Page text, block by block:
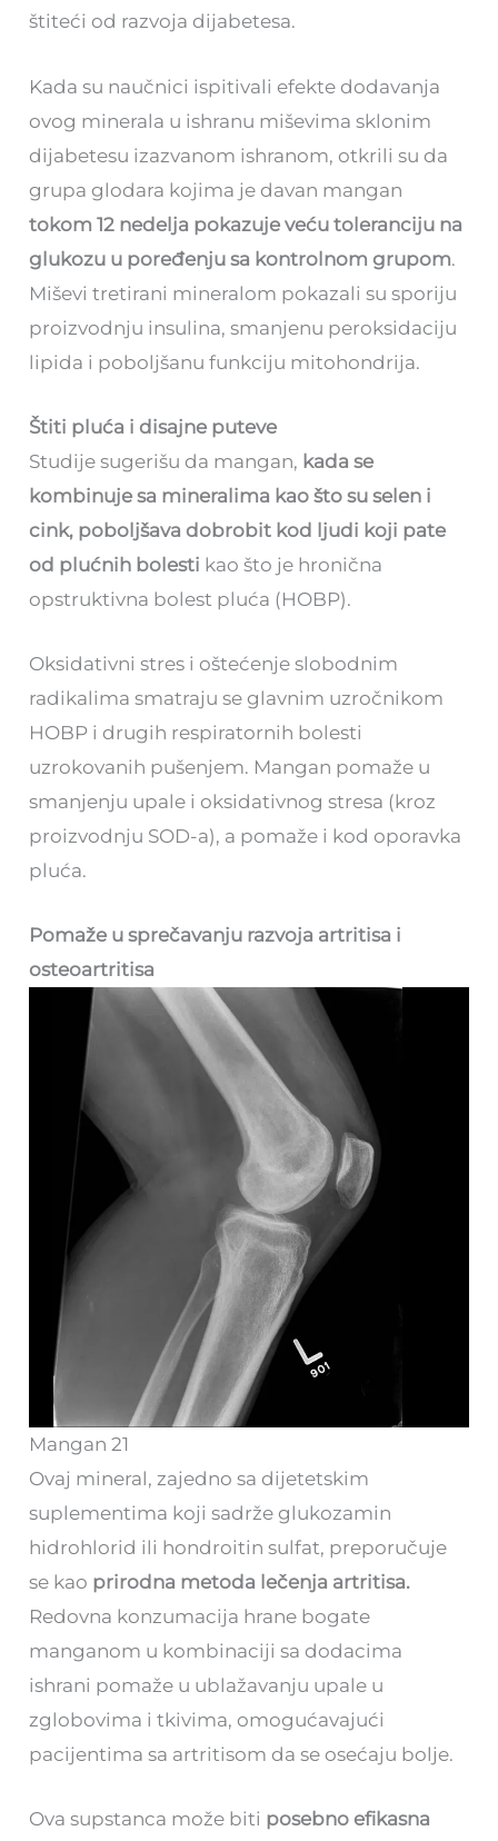
štiteći od razvoja dijabetesa.
Kada su naučnici ispitivali efekte dodavanja
ovog minerala u ishranu miševima sklonim
dijabetesu izazvanom ishranom, otkrili su da
grupa glodara kojima je davan mangan
tokom 12 nedelja pokazuje veću toleranciju na
glukozu u poređenju sa kontrolnom grupom.
Miševi tretirani mineralom pokazali su sporiju
proizvodnju insulina, smanjenu peroksidaciju
lipida i poboljšanu funkciju mitohondrija.
Štiti pluća i disajne puteve
Studije sugerišu da mangan, kada se
kombinuje sa mineralima kao što su selen i
cink, poboljšava dobrobit kod ljudi koji pate
od plućnih bolesti kao što je hronična
opstruktivna bolest pluća (HOBP).
Oksidativni stres i oštećenje slobodnim
radikalima smatraju se glavnim uzročnikom
HOBP i drugih respiratornih bolesti
uzrokovanih pušenjem. Mangan pomaže u
smanjenju upale i oksidativnog stresa (kroz
proizvodnju SOD-a), a pomaže i kod oporavka
pluća.
Pomaže u sprečavanju razvoja artritisa i
osteoartritisa
Mangan 21
Ovaj mineral, zajedno sa dijetetskim
suplementima koji sadrže glukozamin
hidrohlorid ili hondroitin sulfat, preporučuje
se kao prirodna metoda lečenja artritisa.
Redovna konzumacija hrane bogate
manganom u kombinaciji sa dodacima
ishrani pomaže u ublažavanju upale u
zglobovima i tkivima, omogućavajući
pacijentima sa artritisom da se osećaju bolje.
Ova supstanca može biti posebno efikasna